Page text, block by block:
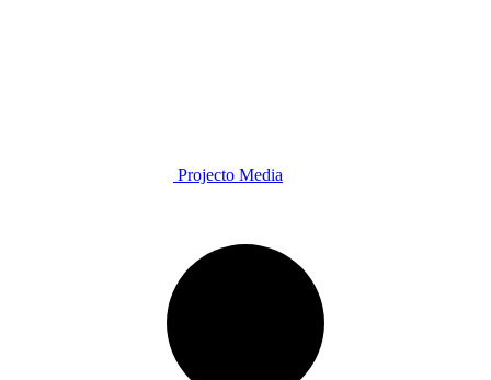
Projecto Media